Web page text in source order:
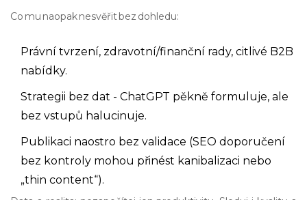
Co mu naopak nesvěřit bez dohledu:
Právní tvrzení, zdravotní/finanční rady, citlivé B2B
nabídky.
Strategii bez dat - ChatGPT pěkně formuluje, ale
bez vstupů halucinuje.
Publikaci naostro bez validace (SEO doporučení
bez kontroly mohou přinést kanibalizaci nebo
„thin content“).